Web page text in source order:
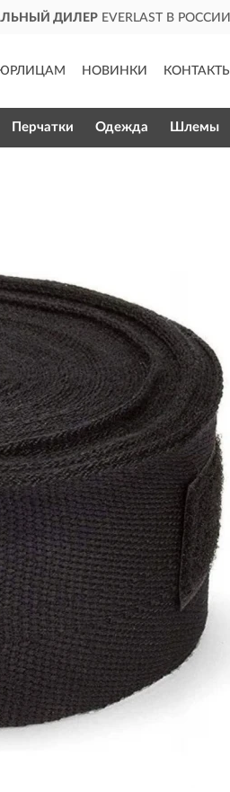
ДИЛЕР EVERLAST В РОССИИ
НОВИНКИ КОНТАКТЫ
Перчатки Одежда Шлемы